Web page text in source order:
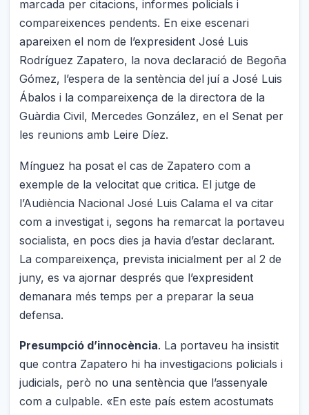
marcada per citacions, informes policials i
compareixences pendents. En eixe escenari
apareixen el nom de l’expresident José Luis
Rodríguez Zapatero, la nova declaració de Begoña
Gómez, l’espera de la sentència del juí a José Luis
Ábalos i la compareixença de la directora de la
Guàrdia Civil, Mercedes González, en el Senat per
les reunions amb Leire Díez.
Mínguez ha posat el cas de Zapatero com a
exemple de la velocitat que critica. El jutge de
l’Audiència Nacional José Luis Calama el va citar
com a investigat i, segons ha remarcat la portaveu
socialista, en pocs dies ja havia d’estar declarant.
La compareixença, prevista inicialment per al 2 de
juny, es va ajornar després que l’expresident
demanara més temps per a preparar la seua
defensa.
Presumpció d’innocència. La portaveu ha insistit
que contra Zapatero hi ha investigacions policials i
judicials, però no una sentència que l’assenyale
com a culpable. «En este país estem acostumats